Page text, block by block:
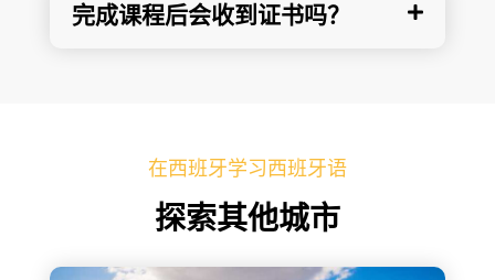
完成课程后会收到证书吗？
在西班牙学习西班牙语
探索其他城市